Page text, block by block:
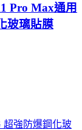
Pro Max通用
玻璃貼膜